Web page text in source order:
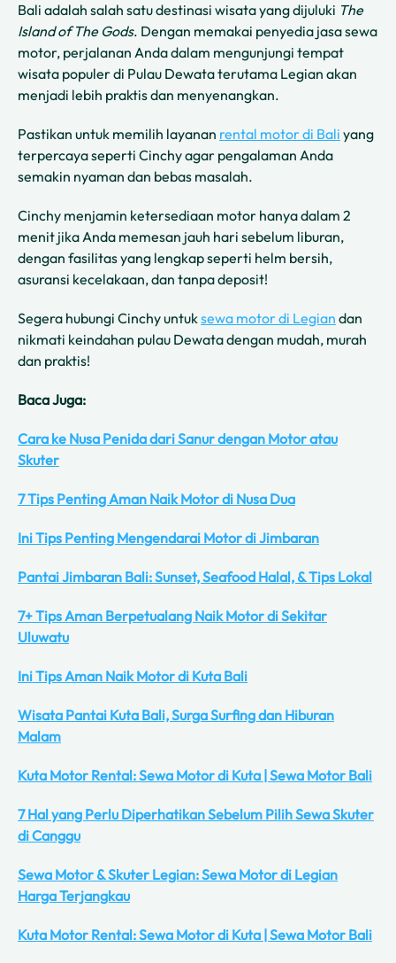
Bali adalah salah satu destinasi wisata yang dijuluki The
Island of The Gods. Dengan memakai penyedia jasa sewa
motor, perjalanan Anda dalam mengunjungi tempat
wisata populer di Pulau Dewata terutama Legian akan
menjadi lebih praktis dan menyenangkan.
Pastikan untuk memilih layanan rental motor di Bali yang
terpercaya seperti Cinchy agar pengalaman Anda
semakin nyaman dan bebas masalah.
Cinchy menjamin ketersediaan motor hanya dalam 2
menit jika Anda memesan jauh hari sebelum liburan,
dengan fasilitas yang lengkap seperti helm bersih,
asuransi kecelakaan, dan tanpa deposit!
Segera hubungi Cinchy untuksewa motor di Legian dan
nikmati keindahan pulau Dewata dengan mudah, murah
dan praktis!
Baca Juga:
Cara ke Nusa Penida dari Sanur dengan Motor atau
Skuter
7 Tips Penting Aman Naik Motor di Nusa Dua
Ini Tips Penting Mengendarai Motor di Jimbaran
Pantai Jimbaran Bali: Sunset, Seafood Halal, & Tips Lokal
7+ Tips Aman Berpetualang Naik Motor di Sekitar
Uluwatu
Ini Tips Aman Naik Motor di Kuta Bali
Wisata Pantai Kuta Bali, Surga Surfing dan Hiburan
Malam
Kuta Motor Rental: Sewa Motor di Kuta | Sewa Motor Bali
7 Hal yang Perlu Diperhatikan Sebelum Pilih Sewa Skuter
di Canggu
Sewa Motor & Skuter Legian: Sewa Motor di Legian
Harga Terjangkau
Kuta Motor Rental: Sewa Motor di Kuta | Sewa Motor Bali